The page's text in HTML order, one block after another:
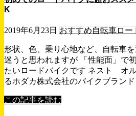
K
2019年6月23日 おすすめ自転車ロー
形状、色、乗り心地など、自転車
迷うと思われますが 「性能面」で
たいロードバイクです ネスト オ
るホダカ株式会社のバイクブラン
この記事を読む